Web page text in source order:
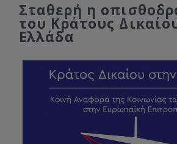
Σταθερή η
του Κράτους
Ελλάδα